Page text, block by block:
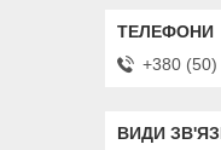
+380